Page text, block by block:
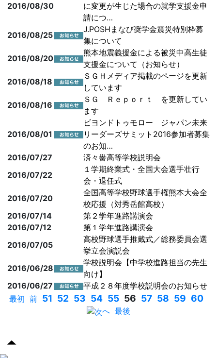
2016/08/30
に変更が生じた場合の就学支援金申
請につ…
2016/08/25
J.POSHまなび奨学金震災特別枠募
集について
2016/08/20
熊本地震義援金による被災中高生徒
支援金について（お知らせ）
2016/08/18
ＳＧＨメディア掲載のページを更新
しています
2016/08/16
ＳＧ Ｒｅｐｏｒｔ を更新してい
ます
2016/08/01
ビヨンドトゥモロー ジャパン未来
リーダーズサミット2016参加者募集
のお知…
2016/07/27
済々黌高等学校説明会
2016/07/22
１学期終業式・全国大会選手壮行
会・退任式
2016/07/20
全国高等学校野球選手権熊本大会全
校応援（対秀岳館高校）
2016/07/14
第２学年進路講演会
2016/07/12
第１学年進路講演会
2016/07/05
高校野球選手推戴式／総務委員会選
挙立会演説会
2016/06/28
学校説明会【中学校進路担当の先生
向け】
2016/06/27
平成２８年度学校説明会のお知らせ
最初 前 51 52 53 54 55 56 57 58 59 60
へ 最後